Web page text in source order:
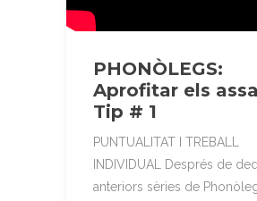
PHONÒLEGS:
Aprofitar els
Tip # 1
PUNTUALITAT I TREBALL
INDIVIDUAL Després de
anteriors sèries de